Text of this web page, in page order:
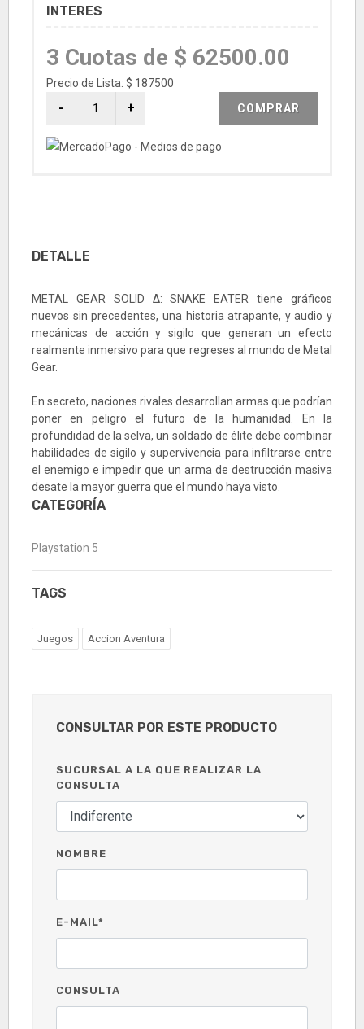
INTERES
3 Cuotas de $ 62500.00
Precio de Lista: $ 187500
COMPRAR
DETALLE
METAL GEAR SOLID Δ: SNAKE EATER tiene gráficos
nuevos sin precedentes, una historia atrapante, y audio y
mecánicas de acción y sigilo que generan un efecto
realmente inmersivo para que regreses al mundo de Metal
Gear.
En secreto, naciones rivales desarrollan armas que podrían
poner en peligro el futuro de la humanidad. En la
profundidad de la selva, un soldado de élite debe combinar
habilidades de sigilo y supervivencia para infiltrarse entre
el enemigo e impedir que un arma de destrucción masiva
desate la mayor guerra que el mundo haya visto.
CATEGORÍA
Playstation 5
TAGS
Juegos Accion Aventura
CONSULTAR POR ESTE PRODUCTO
SUCURSAL A LA QUE REALIZAR LA
CONSULTA
NOMBRE
E-MAIL*
CONSULTA